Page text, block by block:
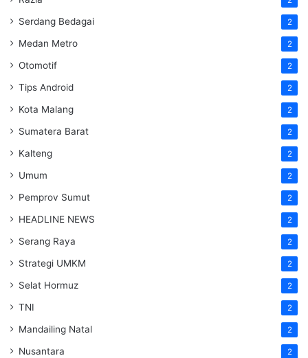
Serdang Bedagai 2
Medan Metro 2
Otomotif 2
Tips Android 2
Kota Malang 2
Sumatera Barat 2
Kalteng 2
Umum 2
Pemprov Sumut 2
HEADLINE NEWS 2
Serang Raya 2
Strategi UMKM 2
Selat Hormuz 2
TNI 2
Mandailing Natal 2
Nusantara 2